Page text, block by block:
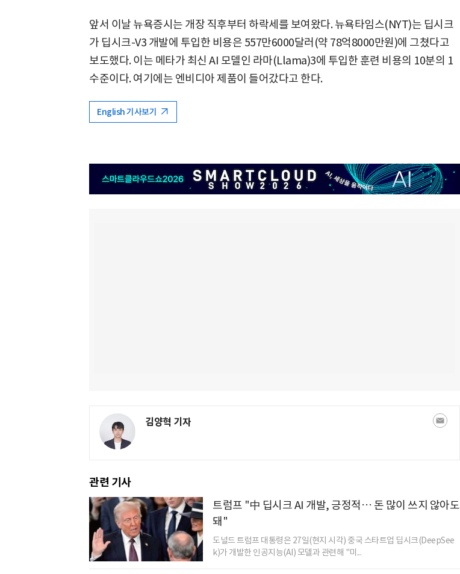
앞서 이날 뉴욕증시는 개장 직후부터 하락세를 보여왔다. 뉴욕타임스(NYT)는 딥시크
가 딥시크-V3 개발에 투입한 비용은 557만6000달러(약 78억8000만원)에 그쳤다고
보도했다. 이는 메타가 최신 AI 모델인 라마(Llama)3에 투입한 훈련 비용의 10분의 1
수준이다. 여기에는 엔비디아 제품이 들어갔다고 한다.
English 기사보기
김양혁 기자
관련 기사
트럼프 "中 딥시크 AI 개발, 긍정적… 돈 많이 쓰지 않아도
돼"
도널드 트럼프 대통령은 27일(현지 시각) 중국 스타트업 딥시크(DeepSee
k)가 개발한 인공지능(AI) 모델과 관련해 "미...